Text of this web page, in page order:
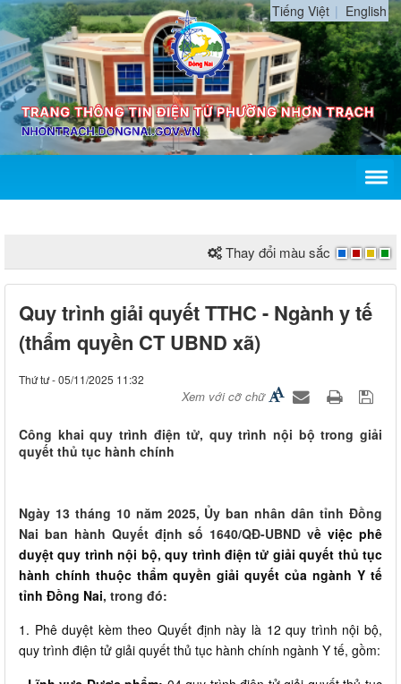
Tiếng Việt English
Thay đổi màu sắc
Quy trình giải quyết TTHC - Ngành y tế
(thẩm quyền CT UBND xã)
Thứ tư - 05/11/2025 11:32
Xem với cỡ chữ
Công khai quy trình điện tử, quy trình nội bộ trong giải
quyết thủ tục hành chính
Ngày 13 tháng 10 năm 2025, Ủy ban nhân dân tỉnh Đồng
Nai ban hành Quyết định số 1640/QĐ-UBND về việc phê
duyệt quy trình nội bộ, quy trình điện tử giải quyết thủ tục
hành chính thuộc thẩm quyền giải quyết của ngành Y tế
tỉnh Đồng Nai, trong đó:
1. Phê duyệt kèm theo Quyết định này là 12 quy trình nội bộ,
quy trình điện tử giải quyết thủ tục hành chính ngành Y tế, gồm: